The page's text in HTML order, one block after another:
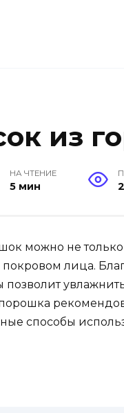
из
НА ЧТЕНИЕ
5 мин
можно не
лица.
порошка
способы